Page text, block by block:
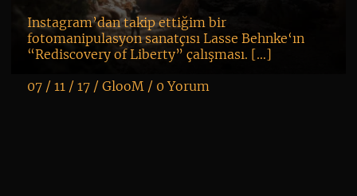
Instagram’dan takip ettiğim bir
fotomanipulasyon sanatçısı Lasse Behnke‘ın
“Rediscovery of Liberty” çalışması. […]
07 / 11 / 17 / GlooM/ 0 Yorum